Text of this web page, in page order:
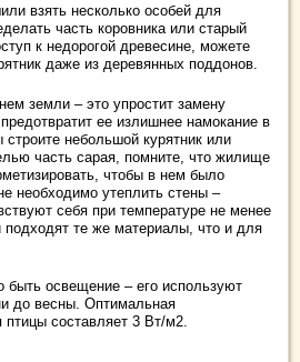
взять несколько особей для
часть коровника или старый
к недорогой древесине, можете
даже из деревянных поддонов.
земли – это упростит замену
ее излишнее намокание в
небольшой курятник или
часть сарая, помните, что жилище
чтобы в нем было
необходимо утеплить стены –
себя при температуре не менее
те же материалы, что и для
быть освещение – его используют
до весны. Оптимальная
птицы составляет 3 Вт/м2.